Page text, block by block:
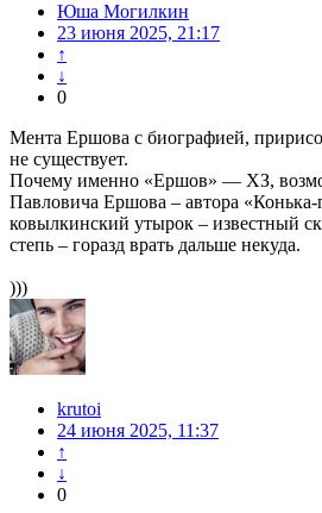
Юша Могилкин
23 июня 2025, 21:17
↑
↓
0
Мента Ершова с биографией,
не существует.
Почему именно «Ершов» — ХЗ,
Павловича Ершова – автора «Конька-
ковылкинский утырок – известный
степь – горазд врать дальше некуда.
)))
krutoi
24 июня 2025, 11:37
↑
↓
0